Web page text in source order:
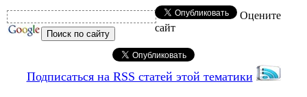
Оцените
сайт
Подписаться на RSS статей этой тематики